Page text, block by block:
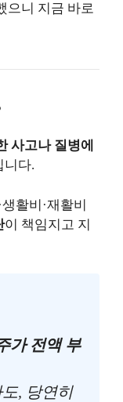
으니 지금 바로
사고나 질병에
니다.
활비·재활비
이 책임지고 지
가 전액 부
, 당연히